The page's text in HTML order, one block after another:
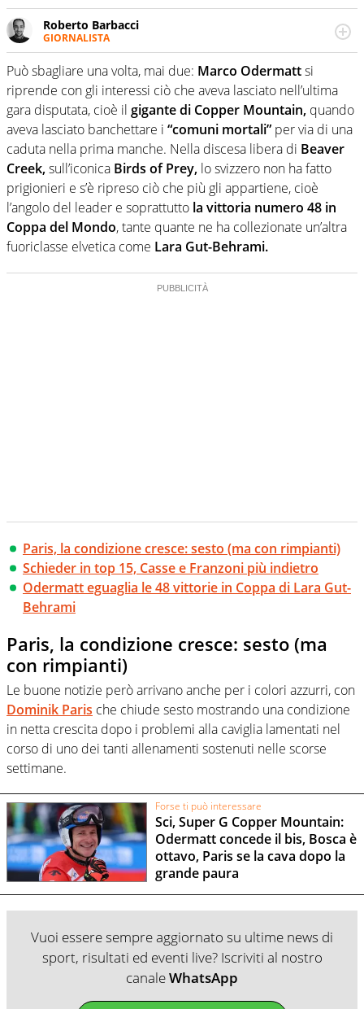
Roberto Barbacci
GIORNALISTA
Giornalista (pubblicista) sportivo a tutto campo, è il
tuttologo di Virgilio Sport. Provate a chiedergli di boxe, di
scherma, di volley o di curling: ve ne farà innamorare
Può sbagliare una volta, mai due: Marco Odermattsi
riprende con gli interessi ciò che aveva lasciato nell’ultima
gara disputata, cioè il gigante di Copper Mountain, quando
aveva lasciato banchettare i “comuni mortali” per via di una
caduta nella prima manche. Nella discesa libera di Beaver
Creek,sull’iconica Birds of Prey, lo svizzero non ha fatto
prigionieri e s’è ripreso ciò che più gli appartiene, cioè
l’angolo del leader e soprattutto la vittoria numero 48 in
Coppa del Mondo, tante quante ne ha collezionate un’altra
fuoriclasse elvetica come Lara Gut-Behrami.
Paris, la condizione cresce: sesto (ma con rimpianti)
Schieder in top 15, Casse e Franzoni più indietro
Odermatt eguaglia le 48 vittorie in Coppa di Lara Gut-
Behrami
Paris, la condizione cresce: sesto (ma
con rimpianti)
Le buone notizie però arrivano anche per i colori azzurri, con
Dominik Paris che chiude sesto mostrando una condizione
in netta crescita dopo i problemi alla caviglia lamentati nel
corso di uno dei tanti allenamenti sostenuti nelle scorse
settimane.
Forse ti può interessare
Sci, Super G Copper Mountain:
Odermatt concede il bis, Bosca è
ottavo, Paris se la cava dopo la
grande paura
Vuoi essere sempre aggiornato su ultime news di
sport, risultati ed eventi live? Iscriviti al nostro
canaleWhatsApp